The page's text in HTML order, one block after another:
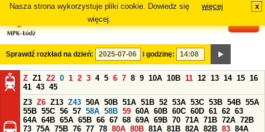
Nasza strona wykorzystuje pliki cookie. Dowiedz się
więcej.
więcej x
Sprawdź rozkład na dzień: i godzinę:
Z Z1 Z2 0 1 2 3 4 5 6 7 8 9 10A 10B 11 12 13 14 15 16
41 43 45
Z3 Z6 Z13 Z43 50A 50B 51A 51B 52 53A 53C 53B 54B 55A
55B 55C 56 57 58A 58B 59 60A 60B 60C 60D 61 62 63
64A 64B 65A 65B 66 67 68 69A 69B 70 71A 71B 72A 72B
73 75A 75B 76 77 78 80A 80B 81A 81B 82A 82B 83 84A